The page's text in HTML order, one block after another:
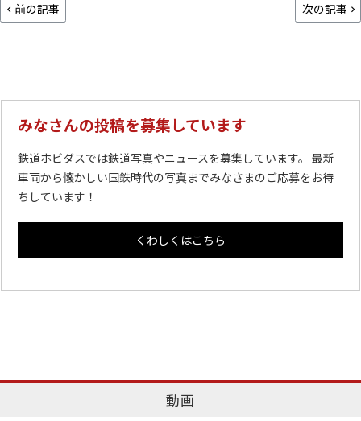
前の記事 次の記事
みなさんの投稿を募集しています
鉄道ホビダスでは鉄道写真やニュースを募集しています。 最新
車両から懐かしい国鉄時代の写真までみなさまのご応募をお待
ちしています！
くわしくはこちら
動画